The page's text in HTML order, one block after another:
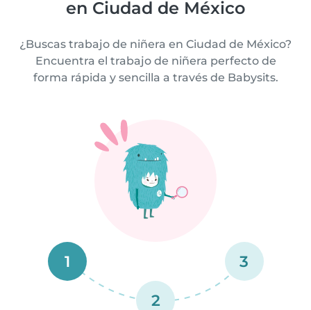
en Ciudad de México
¿Buscas trabajo de niñera en Ciudad de México?
Encuentra el trabajo de niñera perfecto de
forma rápida y sencilla a través de Babysits.
1
2
3